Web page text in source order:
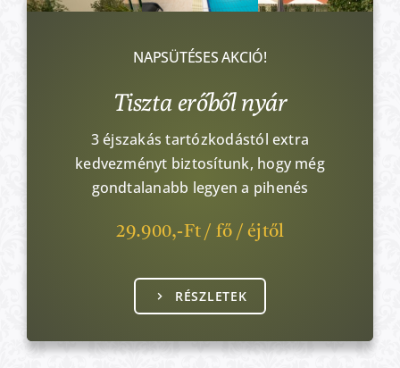
NAPSÜTÉSES AKCIÓ!
Tiszta erőből nyár
3 éjszakás tartózkodástól extra
kedvezményt biztosítunk, hogy még
gondtalanabb legyen a pihenés
29.900,-Ft / fő / éjtől
RÉSZLETEK